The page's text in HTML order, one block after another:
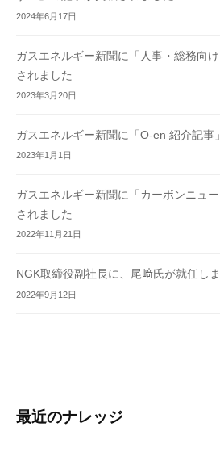
2024年6月17日
ガスエネルギー新聞に「人事・総務向
されました
2023年3月20日
ガスエネルギー新聞に「O-en 紹介記事
2023年1月1日
ガスエネルギー新聞に「カーボンニュ
されました
2022年11月21日
NGK取締役副社長に、尾﨑氏が就任し
2022年9月12日
最近のナレッジ